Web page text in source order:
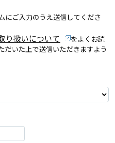
にご入力のうえ送信してくださ
り扱いについて
をよくお読
だいた上で送信いただきますよう